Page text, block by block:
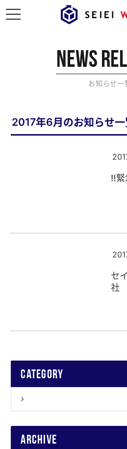
t
o
n
NEWS
お知らせ一
2017年6月のお知らせ
‼︎緊
セ
社
category
archive